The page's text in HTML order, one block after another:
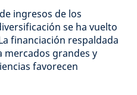
ingresos de los
se ha vuelto
financiación respaldada
mercados grandes y
favorecen